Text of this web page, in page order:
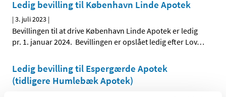
Ledig bevilling til København Linde Apotek
|3. juli 2023 |
Bevillingen til at drive København Linde Apotek er ledig
pr. 1. januar 2024. Bevillingen er opslået ledig efter Lov…
Ledig bevilling til Espergærde Apotek
(tidligere Humlebæk Apotek)